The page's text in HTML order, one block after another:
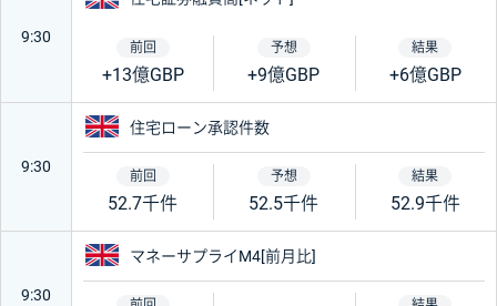
9:30
+13億GBP +9億GBP +6億GBP
9:30
イギリス
住宅ローン承認件数
52.7千件 52.5千件 52.9千件
9:30
イギリス
マネーサプライM4[前月比]